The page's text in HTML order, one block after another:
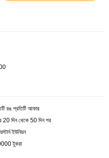
রঙ প্রতিটি আকার
20 দিন থেকে 50 দিন পর
ইউনিয়ন
টুকরা